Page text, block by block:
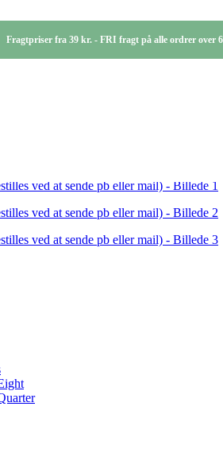
Fragtpriser fra 39 kr. - FRI fragt på alle ordrer over